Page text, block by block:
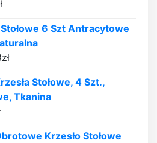
Stołowe 6 Szt Antracytowe
zł
Stołowe, 4 Szt.,
Tkanina
Krzesło Stołowe